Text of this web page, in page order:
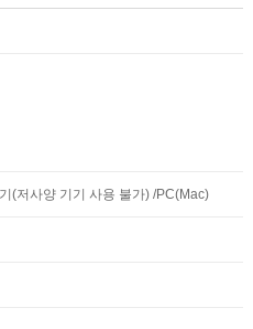
(저사양 기기 사용 불가) /PC(Mac)